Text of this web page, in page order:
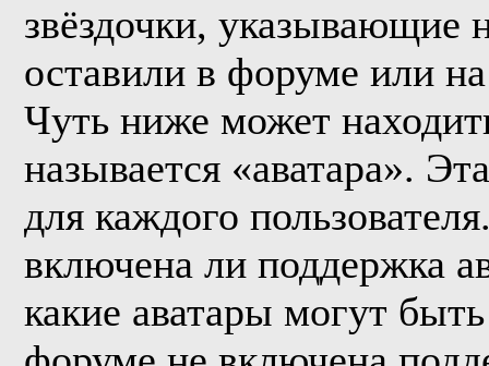
звёздочки, указывающие
оставили в форуме или
Чуть ниже может
называется «аватара».
для каждого
включена ли поддержка
какие аватары могут